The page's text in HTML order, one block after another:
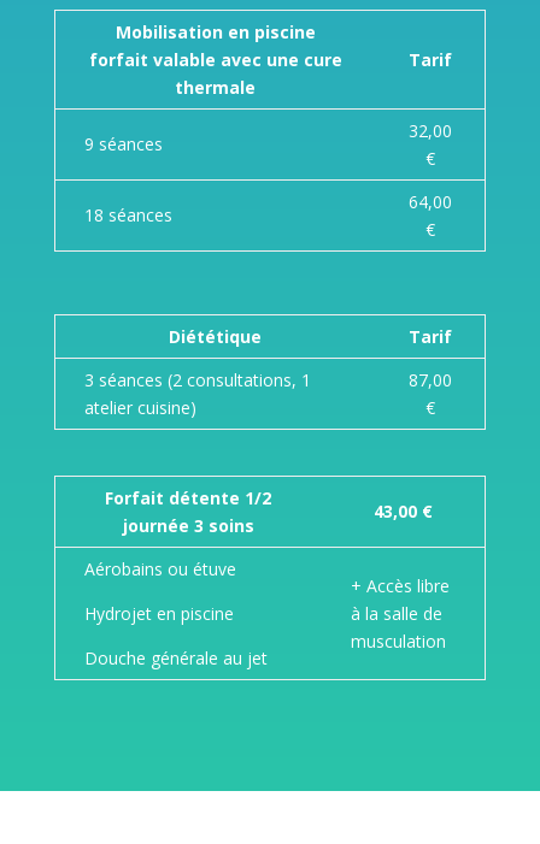
Mobilisation en piscine
forfait valable avec une cure
thermale
Tarif
9 séances
32,00
€
18 séances
64,00
€
Diététique
Tarif
3 séances (2 consultations, 1
atelier cuisine)
87,00
€
Forfait détente 1/2
journée 3 soins
43,00 €
Aérobains ou étuve
Hydrojet en piscine
Douche générale au jet
+ Accès libre
à la salle de
musculation